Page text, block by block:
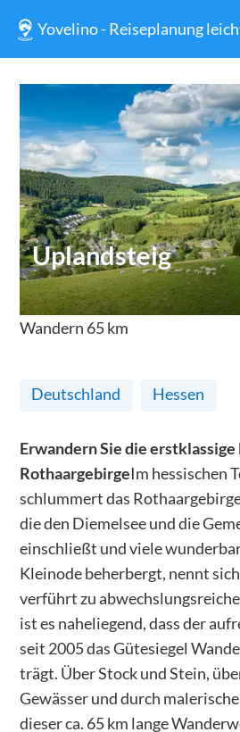
Yovelino - Reiseplanung
Uplandsteig
Wandern 65km
Deutschland Hessen
Erwandern Sie die
RothaargebirgeIm hessischen
schlummert das
die den Diemelsee und die
einschließt und viele
Kleinode beherbergt, nennt
verführt zu
ist es naheliegend, dass der
seit 2005 das Gütesiegel
trägt. Über Stock und Stein,
Gewässer und durch
dieser ca. 65 km lange